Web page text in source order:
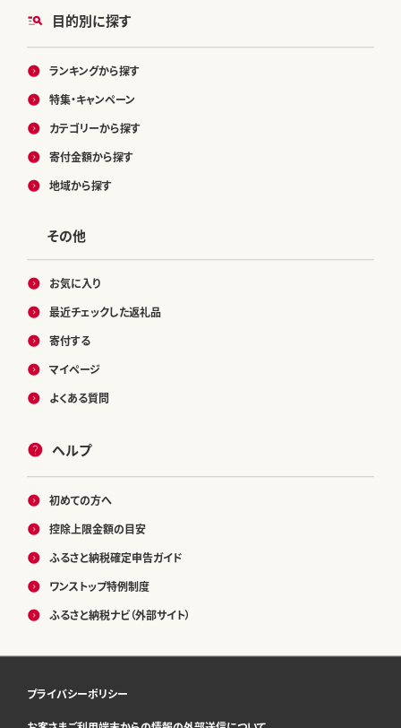
目的別に探す
ランキングから探す
特集・キャンペーン
カテゴリーから探す
寄付金額から探す
地域から探す
その他
お気に入り
最近チェックした返礼品
寄付する
マイページ
よくある質問
ヘルプ
初めての方へ
控除上限金額の目安
ふるさと納税確定申告ガイド
ワンストップ特例制度
ふるさと納税ナビ（外部サイト）
プライバシーポリシー